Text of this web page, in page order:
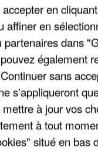
en
affiner en
partenaires dans
également
sans
s'appliqueront
à jour vos
à tout
situé en bas